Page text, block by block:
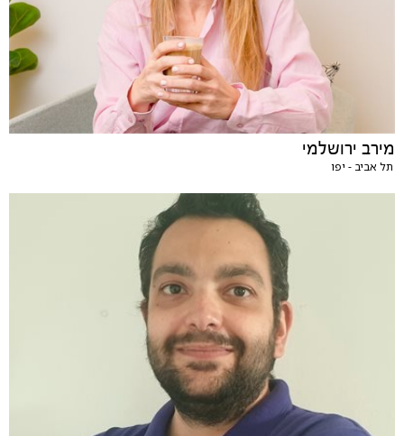
מירב ירושלמי
תל אביב - יפו